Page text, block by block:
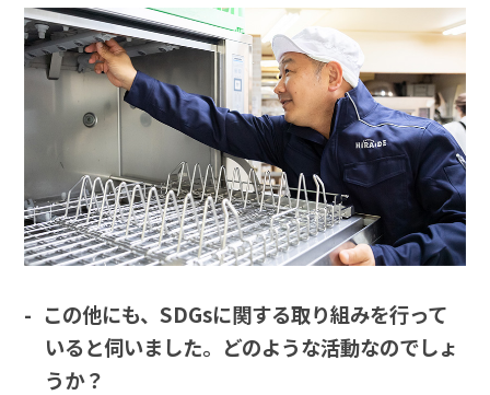
この他にも、SDGsに関する取り組みを行って
いると伺いました。どのような活動なのでしょ
うか？